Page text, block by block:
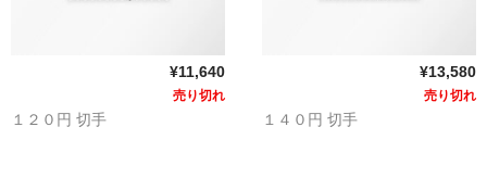
¥11,640
売り切れ
１２０円 切手
¥13,580
売り切れ
１４０円 切手